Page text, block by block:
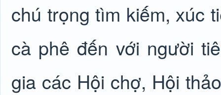
chú trọng tìm kiếm, xúc
cà phê đến với người
gia các Hội chợ, Hội